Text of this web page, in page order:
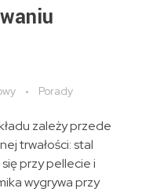
Porady
zależy przede
trwałości: stal
przy pellecie i
wygrywa przy